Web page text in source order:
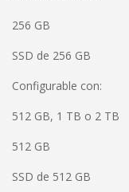
256 GB
SSD de 256 GB
Configurable con:
512 GB, 1 TB o 2 TB
512 GB
SSD de 512 GB